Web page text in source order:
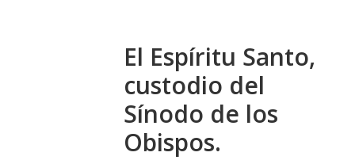
El Espíritu Santo,
custodio del
Sínodo de los
Obispos.